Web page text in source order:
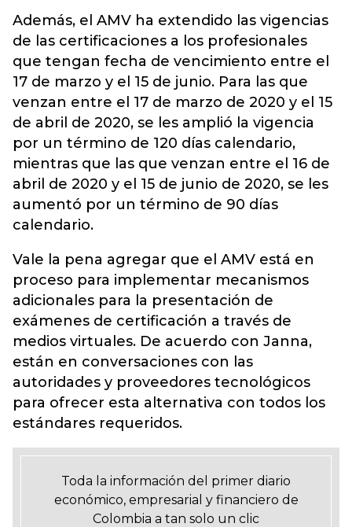
Además, el AMV ha extendido las vigencias
de las certificaciones a los profesionales
que tengan fecha de vencimiento entre el
17 de marzo y el 15 de junio. Para las que
venzan entre el 17 de marzo de 2020 y el 15
de abril de 2020, se les amplió la vigencia
por un término de 120 días calendario,
mientras que las que venzan entre el 16 de
abril de 2020 y el 15 de junio de 2020, se les
aumentó por un término de 90 días
calendario.
Vale la pena agregar que el AMV está en
proceso para implementar mecanismos
adicionales para la presentación de
exámenes de certificación a través de
medios virtuales. De acuerdo con Janna,
están en conversaciones con las
autoridades y proveedores tecnológicos
para ofrecer esta alternativa con todos los
estándares requeridos.
Toda la información del primer diario
económico, empresarial y financiero de
Colombia a tan solo un clic